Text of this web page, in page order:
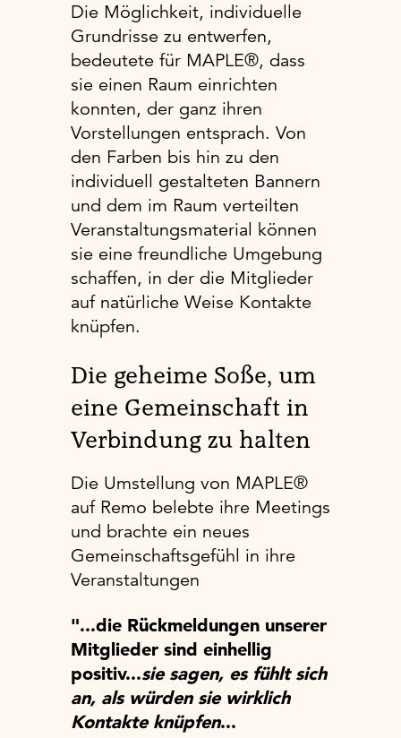
Die Möglichkeit, individuelle
Grundrisse zu entwerfen,
bedeutete für MAPLE®, dass
sie einen Raum einrichten
konnten, der ganz ihren
Vorstellungen entsprach. Von
den Farben bis hin zu den
individuell gestalteten Bannern
und dem im Raum verteilten
Veranstaltungsmaterial können
sie eine freundliche Umgebung
schaffen, in der die Mitglieder
auf natürliche Weise Kontakte
knüpfen.
Die geheime Soße, um
eine Gemeinschaft in
Verbindung zu halten
Die Umstellung von MAPLE®
auf Remo belebte ihre Meetings
und brachte ein neues
Gemeinschaftsgefühl in ihre
Veranstaltungen
"...die Rückmeldungen unserer
Mitglieder sind einhellig
positiv...sie sagen, es fühlt sich
an, als würden sie wirklich
Kontakte knüpfen...